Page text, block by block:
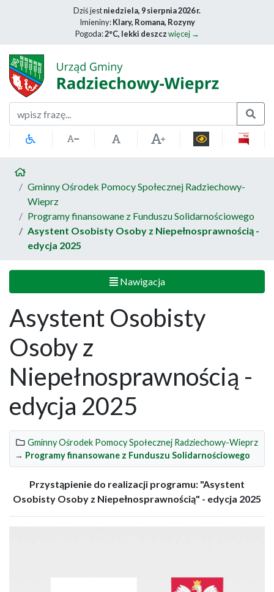
Dziś jestniedziela, 9 sierpnia 2026 r.
Imieniny:Klary, Romana, Rozyny
Pogoda:2°C, lekki deszczwięcej →
Szukaj
Gminny Ośrodek Pomocy Społecznej Radziechowy-
Wieprz
Programy finansowane z Funduszu Solidarnościowego
Asystent Osobisty Osoby z Niepełnosprawnością -
edycja 2025
Nawigacja
Asystent Osobisty
Osoby z
Niepełnosprawnością -
edycja 2025
Gminny Ośrodek Pomocy Społecznej Radziechowy-Wieprz
→ Programy finansowane z Funduszu Solidarnościowego
Przystąpienie do realizacji programu: "Asystent
Osobisty Osoby z Niepełnosprawnością" - edycja 2025